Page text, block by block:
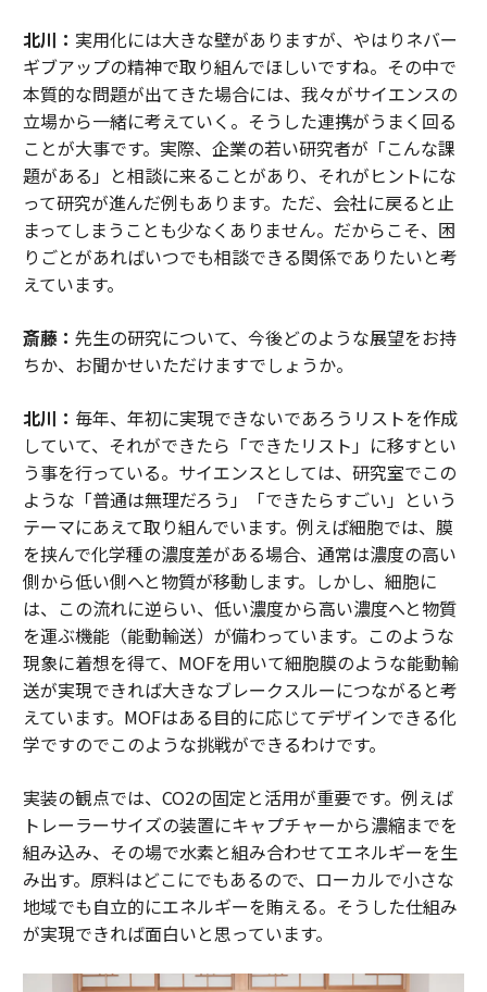
北川： 実用化には大きな壁がありますが、やはりネバー
ギブアップの精神で取り組んでほしいですね。その中で
本質的な問題が出てきた場合には、我々がサイエンスの
立場から一緒に考えていく。そうした連携がうまく回る
ことが大事です。実際、企業の若い研究者が「こんな課
題がある」と相談に来ることがあり、それがヒントにな
って研究が進んだ例もあります。ただ、会社に戻ると止
まってしまうことも少なくありません。だからこそ、困
りごとがあればいつでも相談できる関係でありたいと考
えています。
斎藤： 先生の研究について、今後どのような展望をお持
ちか、お聞かせいただけますでしょうか。
北川： 毎年、年初に実現できないであろうリストを作成
していて、それができたら「できたリスト」に移すとい
う事を行っている。サイエンスとしては、研究室でこの
ような「普通は無理だろう」「できたらすごい」という
テーマにあえて取り組んでいます。例えば細胞では、膜
を挟んで化学種の濃度差がある場合、通常は濃度の高い
側から低い側へと物質が移動します。しかし、細胞に
は、この流れに逆らい、低い濃度から高い濃度へと物質
を運ぶ機能（能動輸送）が備わっています。このような
現象に着想を得て、MOFを用いて細胞膜のような能動輸
送が実現できれば大きなブレークスルーにつながると考
えています。MOFはある目的に応じてデザインできる化
学ですのでこのような挑戦ができるわけです。
実装の観点では、CO2の固定と活用が重要です。例えば
トレーラーサイズの装置にキャプチャーから濃縮までを
組み込み、その場で水素と組み合わせてエネルギーを生
み出す。原料はどこにでもあるので、ローカルで小さな
地域でも自立的にエネルギーを賄える。そうした仕組み
が実現できれば面白いと思っています。